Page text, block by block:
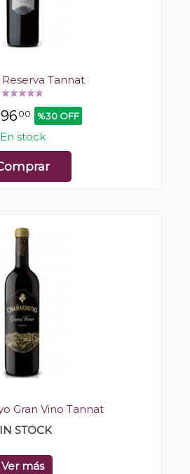
Tannat
00 %30 OFF
En stock
Gran Vino Tannat
STOCK
Ver más